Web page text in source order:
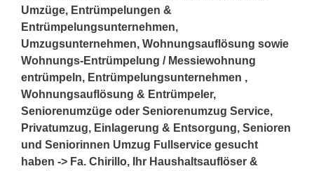
Umzüge, Entrümpelungen &
Entrümpelungsunternehmen,
Umzugsunternehmen, Wohnungsauflösung sowie
Wohnungs-Entrümpelung / Messiewohnung
entrümpeln, Entrümpelungsunternehmen ,
Wohnungsauflösung & Entrümpeler,
Seniorenumzüge oder Seniorenumzug Service,
Privatumzug, Einlagerung & Entsorgung, Senioren
und Seniorinnen Umzug Fullservice gesucht
haben -> Fa. Chirillo, Ihr Haushaltsauflöser &